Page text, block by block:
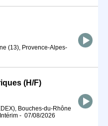
(13), Provence-Alpes-
(H/F)
Bouches-du-Rhône
Intérim - 07/08/2026